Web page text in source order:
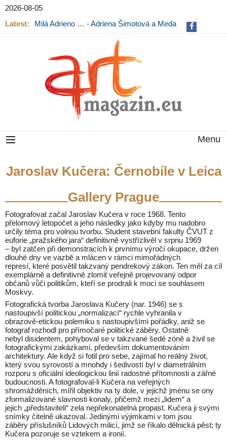
2026-08-05
Latest:
Milá Adrieno … - Adriena Šimotová a Meda
Menu
Jaroslav Kučera: Černobíle v Leica
Gallery Prague
Fotografovat začal Jaroslav Kučera v roce 1968. Tento
přelomový letopočet a jeho následky jako kdyby mu nadobro
určily téma pro volnou tvorbu. Student stavební fakulty ČVUT z
euforie „pražského jara“ definitivně vystřízlivěl v srpnu 1969
– byl zatčen při demonstracích k prvnímu výročí okupace, držen
dlouhé dny ve vazbě a mlácen v rámci mimořádných
represí, které posvětil takzvaný pendrekový zákon. Ten měl za cíl
exemplárně a definitivně zlomit veřejně projevovaný odpor
občanů vůči politikům, kteří se prodrali k moci se souhlasem
Moskvy.
Fotografická tvorba Jaroslava Kučery (nar. 1946) se s
nastoupivší politickou „normalizací“ rychle vyhranila v
obrazově-etickou polemiku s nastoupivšími pořádky, aniž se
fotograf rozhodl pro přímočaré politické záběry. Ostatně
nebyl disidentem, pohyboval se v takzvané šedé zóně a živil se
fotografickými zakázkami, především dokumentováním
architektury. Ale když si fotil pro sebe, zajímal ho reálný život,
který svou syrovostí a mnohdy i šedivostí byl v diametrálním
rozporu s oficiální ideologickou linií radostné přítomnosti a zářné
budoucnosti. A fotografoval-li Kučera na veřejných
shromážděních, mířil objektiv na ty dole, v jejichž jménu se ony
zformalizované slavnosti konaly, přičemž mezi „lidem“ a
jejich „představiteli“ zela nepřekonatelná propast. Kučera ji svými
snímky čitelně ukazoval. Jedinými výjimkami v tom jsou
záběry příslušníků Lidových milicí, jimž se říkalo dělnická pěst; ty
Kučera pozoruje se vztekem a ironií.